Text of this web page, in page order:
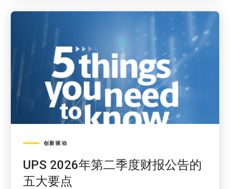
创新驱动
UPS 2026年第二季度财报公告的
五大要点